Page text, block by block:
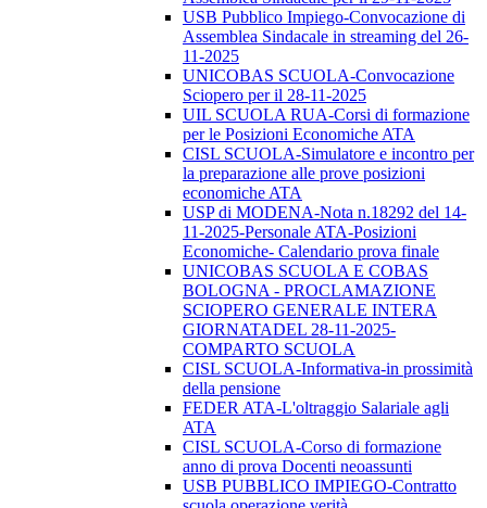
USB Pubblico Impiego-Convocazione di
Assemblea Sindacale in streaming del 26-
11-2025
UNICOBAS SCUOLA-Convocazione
Sciopero per il 28-11-2025
UIL SCUOLA RUA-Corsi di formazione
per le Posizioni Economiche ATA
CISL SCUOLA-Simulatore e incontro per
la preparazione alle prove posizioni
economiche ATA
USP di MODENA-Nota n.18292 del 14-
11-2025-Personale ATA-Posizioni
Economiche- Calendario prova finale
UNICOBAS SCUOLA E COBAS
BOLOGNA - PROCLAMAZIONE
SCIOPERO GENERALE INTERA
GIORNATADEL 28-11-2025-
COMPARTO SCUOLA
CISL SCUOLA-Informativa-in prossimità
della pensione
FEDER ATA-L'oltraggio Salariale agli
ATA
CISL SCUOLA-Corso di formazione
anno di prova Docenti neoassunti
USB PUBBLICO IMPIEGO-Contratto